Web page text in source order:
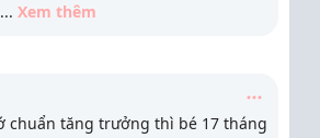
... Xem thêm
chuẩn tăng trưởng thì bé 17 tháng